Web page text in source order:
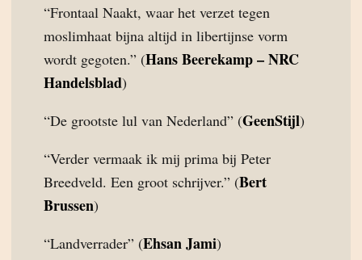
“Frontaal Naakt, waar het verzet tegen
moslimhaat bijna altijd in libertijnse vorm
wordt gegoten.” (Hans Beerekamp – NRC
Handelsblad)
“De grootste lul van Nederland” (GeenStijl)
“Verder vermaak ik mij prima bij Peter
Breedveld. Een groot schrijver.” (Bert
Brussen)
“Landverrader” (Ehsan Jami)